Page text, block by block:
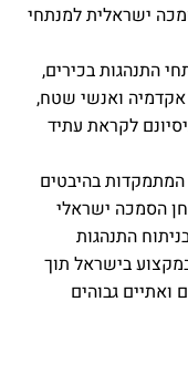
ישראלית למנתחי
בינהם מנתחי התנהגות בכירים,
אקדמיה ואנשי שטח,
לקראת עתיד
המתמקדות בהיבטים
הסמכה ישראלי
התנהגות
בישראל תוך
ואתיים גבוהים